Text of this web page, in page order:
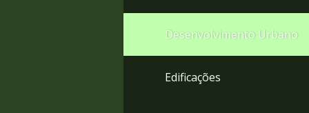
Desenvolvimento Urbano
Edificações